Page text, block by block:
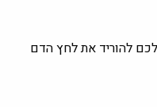
להוריד את לחץ הדם